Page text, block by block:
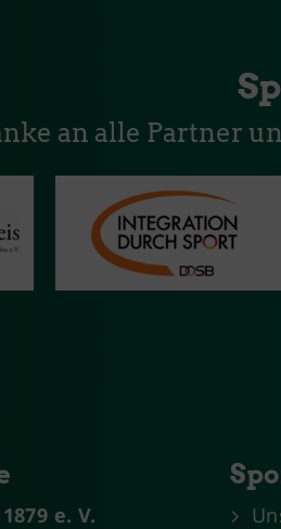
an alle Partner
e. V.